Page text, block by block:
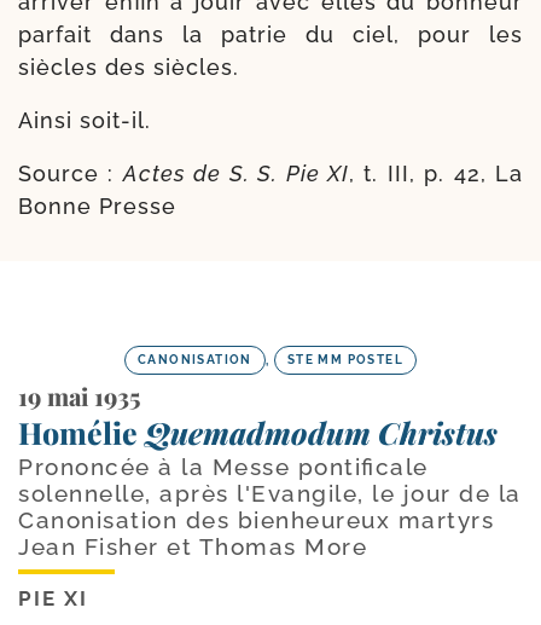
par­fait dans la patrie du ciel, pour les
siècles des siècles.
Ainsi soit-​il.
Source :Actes de S. S. Pie XI, t. III, p. 42, La
Bonne Presse
CANONISATION , STE MM POSTEL
19 mai 1935
HomélieQuemadmodum Christus
Prononcée à la Messe pontificale
solennelle, après l'Evan­gile, le jour de la
Canonisation des bienheureux mar­tyrs
Jean Fisher et Thomas More
PIE XI